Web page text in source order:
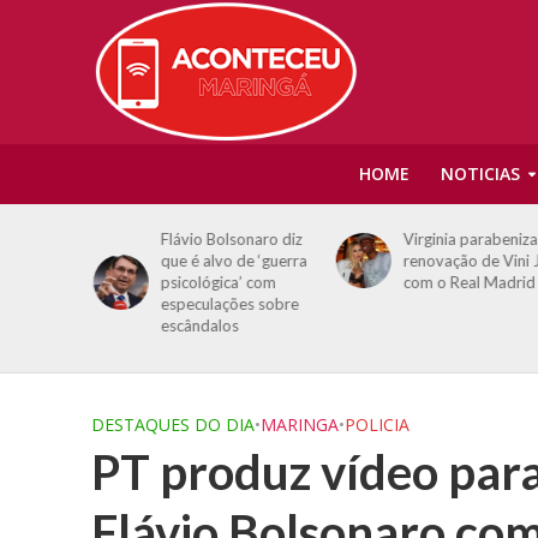
HOME NOTICIAS
Flávio Bolsonaro diz
que é alvo de ‘guerra
psicológica’ com
especulações sobre
escândalos
Virginia parabeniza
renovação de Vini
com o Real Madrid
DESTAQUES DO DIA•MARINGA•POLICIA
PT produz vídeo